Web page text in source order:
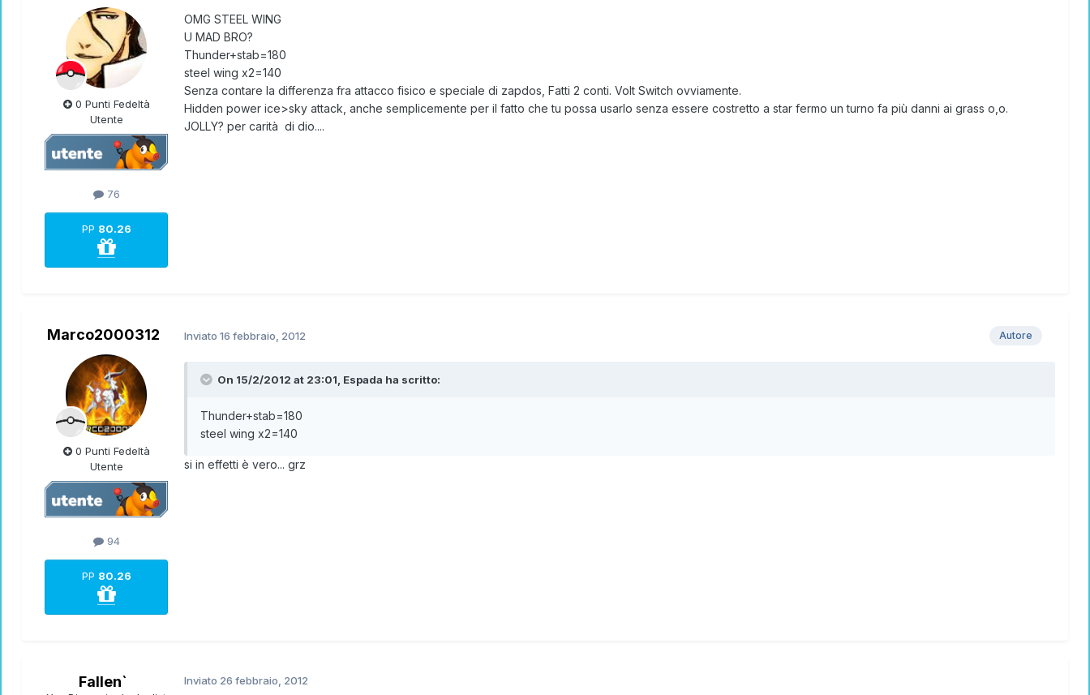
0 Punti Fedeltà
Utente
76
PP 80.26
OMG STEEL WING
U MAD BRO?
Thunder+stab=180
steel wing x2=140
Senza contare la differenza fra attacco fisico e speciale di zapdos, Fatti 2 conti. Volt Switch ovviamente.
Hidden power ice>sky attack, anche semplicemente per il fatto che tu possa usarlo senza essere costretto a star fermo un turno fa più danni ai grass o,o.
JOLLY? per carità di dio....
Marco2000312
0 Punti Fedeltà
Utente
94
PP 80.26
Autore
Inviato 16 febbraio, 2012
On 15/2/2012 at 23:01, Espada ha scritto:
Thunder+stab=180
steel wing x2=140
si in effetti è vero... grz
Fallen` Inviato 26 febbraio, 2012